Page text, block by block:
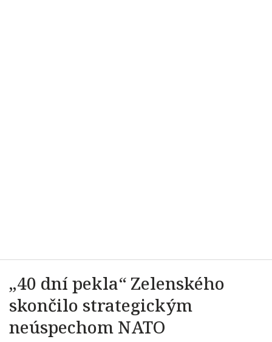
„40 dní pekla“ Zelenského
skončilo strategickým
neúspechom NATO